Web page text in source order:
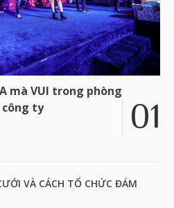
mà VUI trong phòng
ty
VÀ CÁCH TỔ CHỨC ĐÁM